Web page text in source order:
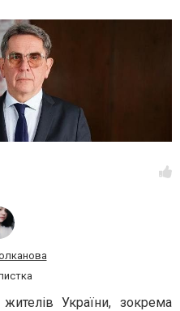
України, зокрема